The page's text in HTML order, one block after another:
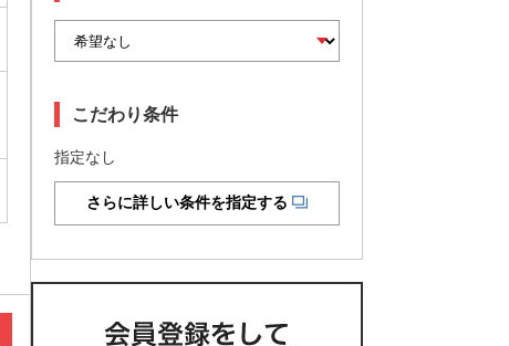
こだわり条件
指定なし
さらに詳しい条件を指定する